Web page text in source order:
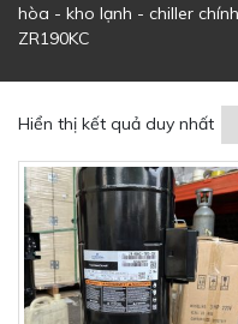
hòa - kho lạnh - chiller
ZR190KC
Hiển thị kết quả duy nhất